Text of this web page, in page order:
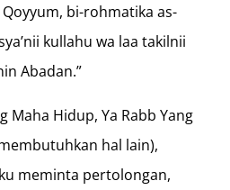
Qoyyum, bi-rohmatika as-
kullahu wa laa takilnii
Abadan.”
Maha Hidup, Ya Rabb Yang
hal lain),
meminta pertolongan,